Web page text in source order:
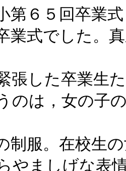
第６５回卒業
業式でした。
張した卒業生
のは，女の子
制服。在校生
やましげな表